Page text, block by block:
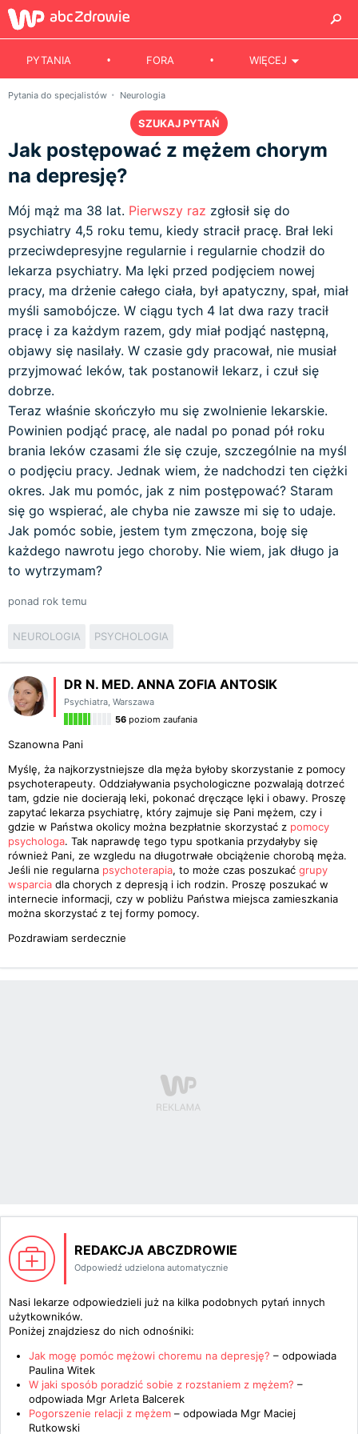
PYTANIA FORA WIĘCEJ
Pytania do specjalistów Neurologia
SZUKAJ PYTAŃ
Jak postępować z mężem chorym
na depresję?
Mój mąż ma 38 lat. Pierwszy raz zgłosił się do
psychiatry 4,5 roku temu, kiedy stracił pracę. Brał leki
przeciwdepresyjne regularnie i regularnie chodził do
lekarza psychiatry. Ma lęki przed podjęciem nowej
pracy, ma drżenie całego ciała, był apatyczny, spał, miał
myśli samobójcze. W ciągu tych 4 lat dwa razy tracił
pracę i za każdym razem, gdy miał podjąć następną,
objawy się nasilały. W czasie gdy pracował, nie musiał
przyjmować leków, tak postanowił lekarz, i czuł się
dobrze.
Teraz właśnie skończyło mu się zwolnienie lekarskie.
Powinien podjąć pracę, ale nadal po ponad pół roku
brania leków czasami źle się czuje, szczególnie na myśl
o podjęciu pracy. Jednak wiem, że nadchodzi ten ciężki
okres. Jak mu pomóc, jak z nim postępować? Staram
się go wspierać, ale chyba nie zawsze mi się to udaje.
Jak pomóc sobie, jestem tym zmęczona, boję się
każdego nawrotu jego choroby. Nie wiem, jak długo ja
to wytrzymam?
ponad rok temu
NEUROLOGIA PSYCHOLOGIA
DR N. MED. ANNA ZOFIA ANTOSIK
Psychiatra, Warszawa
56 poziom zaufania
Szanowna Pani
Myślę, ża najkorzystniejsze dla męża byłoby skorzystanie z pomocy
psychoterapeuty. Oddziaływania psychologiczne pozwalają dotrzeć
tam, gdzie nie docierają leki, pokonać dręczące lęki i obawy. Proszę
zapytać lekarza psychiatrę, który zajmuje się Pani mężem, czy i
gdzie w Państwa okolicy można bezpłatnie skorzystać z pomocy
psychologa. Tak naprawdę tego typu spotkania przydałyby się
również Pani, ze wzgledu na długotrwałe obciążenie chorobą męża.
Jeśli nie regularna psychoterapia, to może czas poszukać grupy
wsparcia dla chorych z depresją i ich rodzin. Proszę poszukać w
internecie informacji, czy w pobliżu Państwa miejsca zamieszkania
można skorzystać z tej formy pomocy.
Pozdrawiam serdecznie
REDAKCJA ABCZDROWIE
Odpowiedź udzielona automatycznie
Nasi lekarze odpowiedzieli już na kilka podobnych pytań innych
użytkowników.
Poniżej znajdziesz do nich odnośniki:
Jak mogę pomóc mężowi choremu na depresję? – odpowiada
Paulina Witek
W jaki sposób poradzić sobie z rozstaniem z mężem? –
odpowiada Mgr Arleta Balcerek
Pogorszenie relacji z mężem – odpowiada Mgr Maciej
Rutkowski